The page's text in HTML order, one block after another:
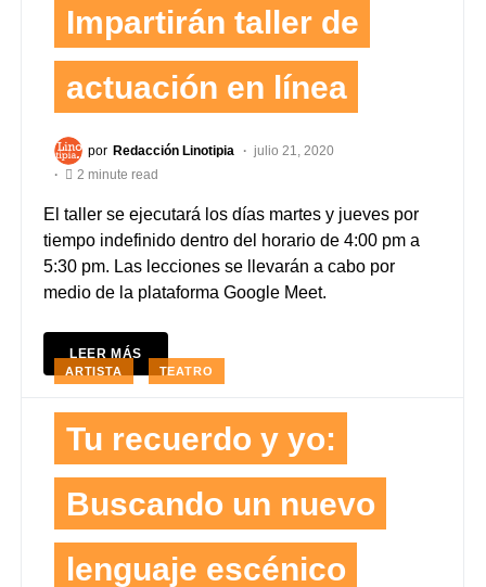
Impartirán taller de
actuación en línea
por Redacción Linotipia
julio 21, 2020
2 minute read
El taller se ejecutará los días martes y jueves por
tiempo indefinido dentro del horario de 4:00 pm a
5:30 pm. Las lecciones se llevarán a cabo por
medio de la plataforma Google Meet.
LEER MÁS
ARTISTA TEATRO
Tu recuerdo y yo:
Buscando un nuevo
lenguaje escénico